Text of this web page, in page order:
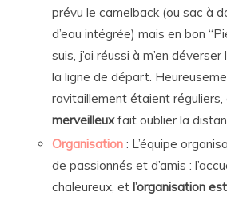
prévu le camelback (ou sac à
d’eau intégrée) mais en bon
suis, j’ai réussi à m’en
la ligne de départ.
ravitaillement étaient réguliers,
merveilleuxfait oublier la
Organisation : L’équipe
de passionnés et d’amis :
chaleureux, et l’organisation